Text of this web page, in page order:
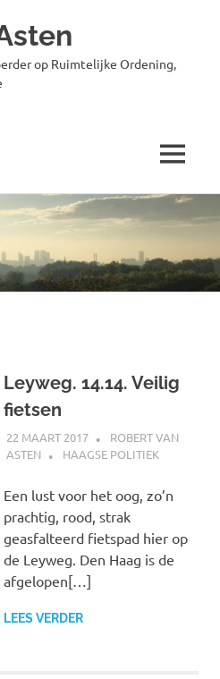
op Ruimtelijke Ordening,
MENU
Leyweg. 14.14. Veilig
fietsen
22 MAART 2017
ROBERT VAN
ASTEN
HAAGSE POLITIEK
Een lust voor het oog, zo’n
prachtig, rood, strak
geasfalteerd fietspad hier op
de Leyweg. Den Haag is de
afgelopen[…]
LEES VERDER